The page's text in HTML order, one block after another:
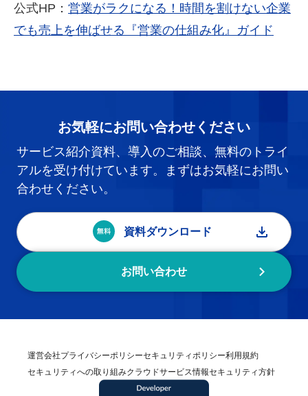
公式HP： 営業がラクになる！時間を割けない企業
でも売上を伸ばせる『営業の仕組み化』ガイド
お気軽にお問い合わせください
サービス紹介資料、導入のご相談、無料のトライ
アルを受け付けています。まずはお気軽にお問い
合わせください。
資料ダウンロード
お問い合わせ
運営会社プライバシーポリシーセキュリティポリシー利用規約
セキュリティへの取り組みクラウドサービス情報セキュリティ方針